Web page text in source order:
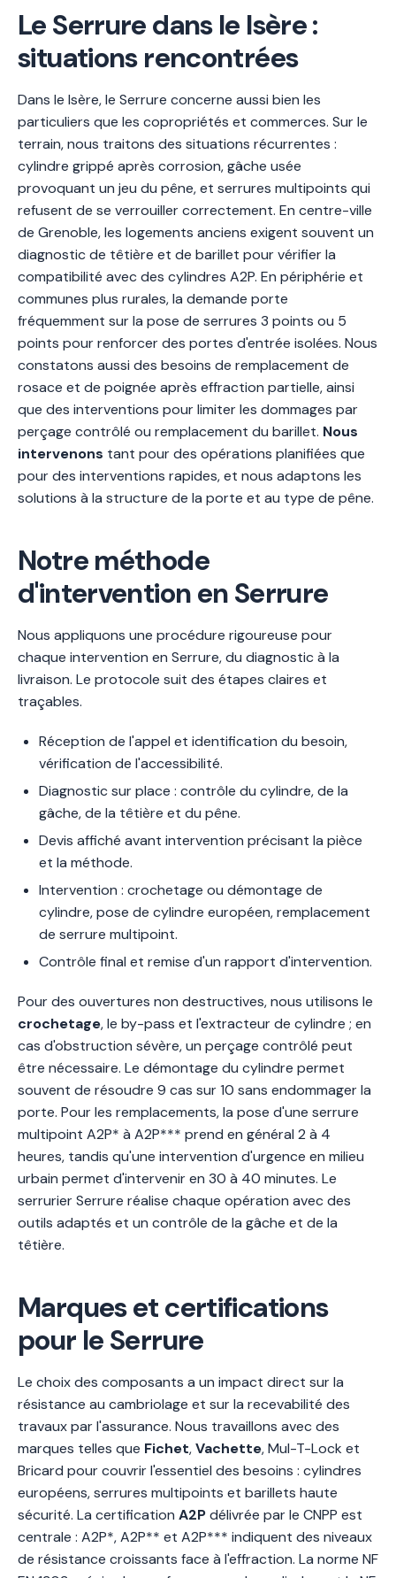
Le Serrure dans le Isère :
situations rencontrées
Dans le Isère, le Serrure concerne aussi bien les
particuliers que les copropriétés et commerces. Sur le
terrain, nous traitons des situations récurrentes :
cylindre grippé après corrosion, gâche usée
provoquant un jeu du pêne, et serrures multipoints qui
refusent de se verrouiller correctement. En centre-ville
de Grenoble, les logements anciens exigent souvent un
diagnostic de têtière et de barillet pour vérifier la
compatibilité avec des cylindres A2P. En périphérie et
communes plus rurales, la demande porte
fréquemment sur la pose de serrures 3 points ou 5
points pour renforcer des portes d'entrée isolées. Nous
constatons aussi des besoins de remplacement de
rosace et de poignée après effraction partielle, ainsi
que des interventions pour limiter les dommages par
perçage contrôlé ou remplacement du barillet. Nous
intervenons tant pour des opérations planifiées que
pour des interventions rapides, et nous adaptons les
solutions à la structure de la porte et au type de pêne.
Notre méthode
d'intervention en Serrure
Nous appliquons une procédure rigoureuse pour
chaque intervention en Serrure, du diagnostic à la
livraison. Le protocole suit des étapes claires et
traçables.
Réception de l'appel et identification du besoin,
vérification de l'accessibilité.
Diagnostic sur place : contrôle du cylindre, de la
gâche, de la têtière et du pêne.
Devis affiché avant intervention précisant la pièce
et la méthode.
Intervention : crochetage ou démontage de
cylindre, pose de cylindre européen, remplacement
de serrure multipoint.
Contrôle final et remise d'un rapport d'intervention.
Pour des ouvertures non destructives, nous utilisons le
crochetage, le by-pass et l'extracteur de cylindre ; en
cas d'obstruction sévère, un perçage contrôlé peut
être nécessaire. Le démontage du cylindre permet
souvent de résoudre 9 cas sur 10 sans endommager la
porte. Pour les remplacements, la pose d'une serrure
multipoint A2P* à A2P*** prend en général 2 à 4
heures, tandis qu'une intervention d'urgence en milieu
urbain permet d'intervenir en 30 à 40 minutes. Le
serrurier Serrure réalise chaque opération avec des
outils adaptés et un contrôle de la gâche et de la
têtière.
Marques et certifications
pour le Serrure
Le choix des composants a un impact direct sur la
résistance au cambriolage et sur la recevabilité des
travaux par l'assurance. Nous travaillons avec des
marques telles que Fichet,Vachette, Mul-T-Lock et
Bricard pour couvrir l'essentiel des besoins : cylindres
européens, serrures multipoints et barillets haute
sécurité. La certification A2Pdélivrée par le CNPP est
centrale : A2P*, A2P** et A2P*** indiquent des niveaux
de résistance croissants face à l'effraction. La norme NF